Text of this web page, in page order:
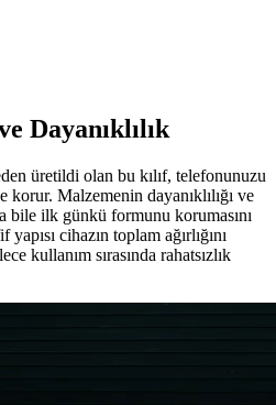
Dayanıklılık
üretildi olan bu kılıf, telefonunuzu
Malzemenin dayanıklılığı ve
bile ilk günkü formunu korumasını
cihazın toplam ağırlığını
kullanım sırasında rahatsızlık